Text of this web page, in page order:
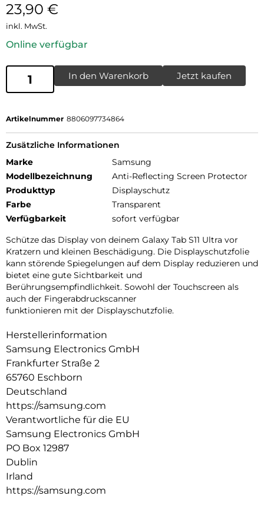
23,90 €
inkl. MwSt.
Online verfügbar
In den Warenkorb Jetzt kaufen
Artikelnummer 8806097734864
Zusätzliche Informationen
Marke
Samsung
Modellbezeichnung
Anti-Reflecting Screen Protector
Produkttyp
Displayschutz
Farbe
Transparent
Verfügbarkeit
sofort verfügbar
Schütze das Display von deinem Galaxy Tab S11 Ultra vor
Kratzern und kleinen Beschädigung. Die Displayschutzfolie
kann störende Spiegelungen auf dem Display reduzieren und
bietet eine gute Sichtbarkeit und
Berührungsempfindlichkeit. Sowohl der Touchscreen als
auch der Fingerabdruckscanner
funktionieren mit der Displayschutzfolie.
Herstellerinformation
Samsung Electronics GmbH
Frankfurter Straße 2
65760 Eschborn
Deutschland
https://samsung.com
Verantwortliche für die EU
Samsung Electronics GmbH
PO Box 12987
Dublin
Irland
https://samsung.com